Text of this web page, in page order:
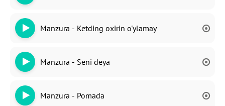
Manzura - Ketding oxirin o'ylamay
Manzura - Seni deya
Manzura - Pomada